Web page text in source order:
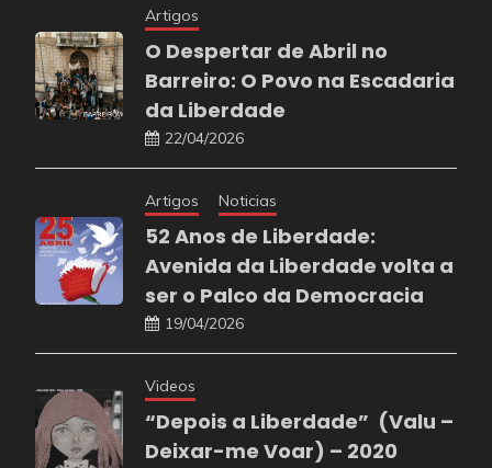
Artigos
O Despertar de Abril no
Barreiro: O Povo na Escadaria
da Liberdade
22/04/2026
Artigos Noticias
52 Anos de Liberdade:
Avenida da Liberdade volta a
ser o Palco da Democracia
19/04/2026
Videos
“Depois a Liberdade” (Valu –
Deixar-me Voar) – 2020